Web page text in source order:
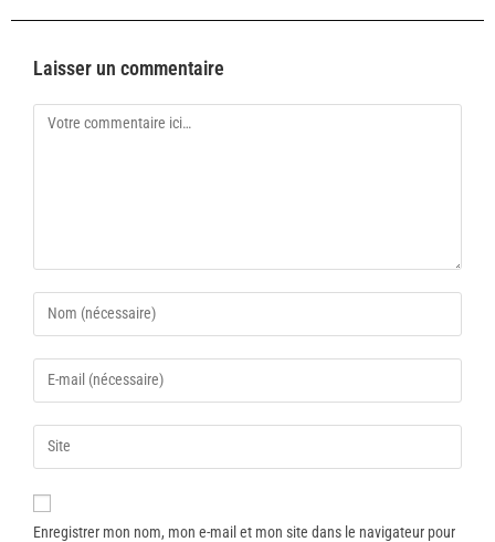
Laisser un commentaire
Enregistrer mon nom, mon e-mail et mon site dans le navigateur pour